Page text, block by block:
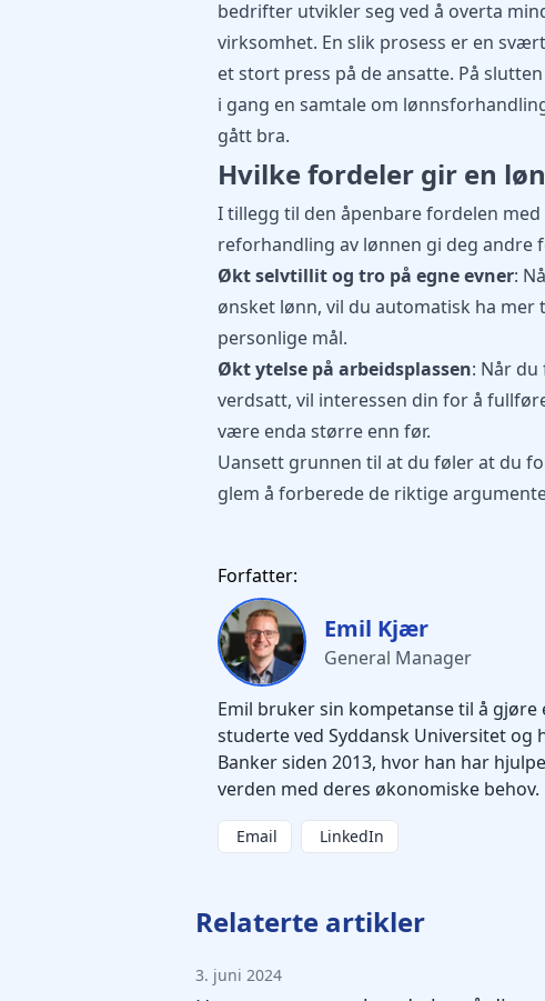
bedrifter utvikler seg ved å overta
virksomhet. En slik prosess er en
et stort press på de ansatte. På
i gang en samtale om
gått bra.
Hvilke fordeler gir en
I tillegg til den åpenbare fordelen
reforhandling av lønnen gi deg andre
Økt selvtillit og tro på egne evner:
ønsket lønn, vil du automatisk ha mer
personlige mål.
Økt ytelse på arbeidsplassen: Når
verdsatt, vil interessen din for å
være enda større enn før.
Uansett grunnen til at du føler at du
glem å forberede de riktige
Forfatter:
Emil Kjær
General Manager
Emil bruker sin kompetanse til å
studerte ved Syddansk Universitet
Banker siden 2013, hvor han har
verden med deres økonomiske behov.
Email LinkedIn
Relaterte artikler
3. juni 2024